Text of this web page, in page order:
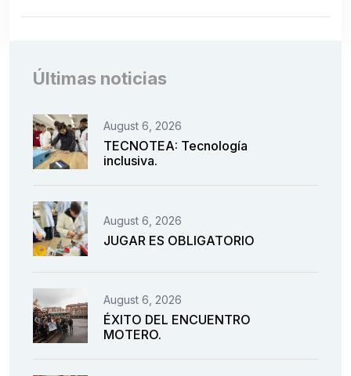
Últimas noticias
August 6, 2026
TECNOTEA: Tecnología
inclusiva.
August 6, 2026
JUGAR ES OBLIGATORIO
August 6, 2026
ÉXITO DEL ENCUENTRO
MOTERO.